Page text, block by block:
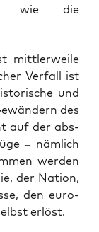
wie die
mitt­ler­wei­le
Ver­fall ist
und
des
auf der abs­
– näm­lich
wer­den
der Nati­on,
den euro­
erlöst.